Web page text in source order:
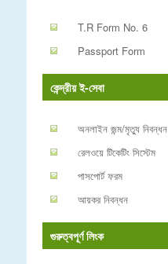
T.R Form No. 6
Passport Form
কেন্দ্রীয় ই-সেবা
অনলাইন জন্ম/মৃত্যু নিবন্ধন
রেলওয়ে টিকেটিং সিস্টেম
পাসপোর্ট ফরম
আয়কর নিবন্ধন
গুরুত্বপূর্ণ লিংক